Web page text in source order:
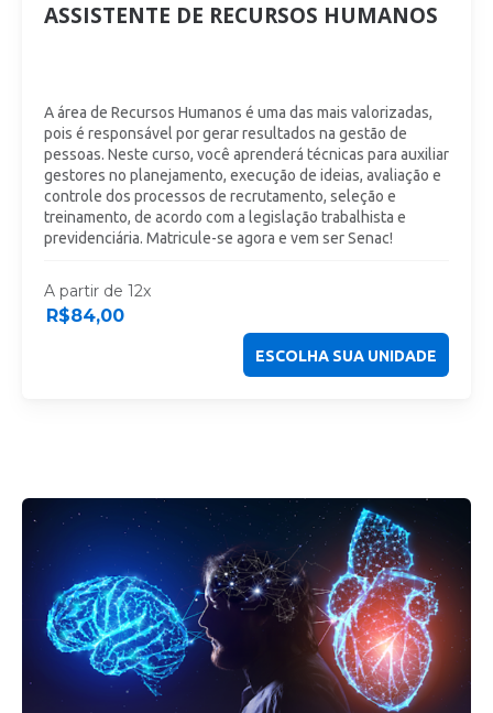
ASSISTENTE DE RECURSOS HUMANOS
A área de Recursos Humanos é uma das mais valorizadas,
pois é responsável por gerar resultados na gestão de
pessoas. Neste curso, você aprenderá técnicas para auxiliar
gestores no planejamento, execução de ideias, avaliação e
controle dos processos de recrutamento, seleção e
treinamento, de acordo com a legislação trabalhista e
previdenciária. Matricule-se agora e vem ser Senac!
A partir de 12x
R$84,00
ESCOLHA SUA UNIDADE